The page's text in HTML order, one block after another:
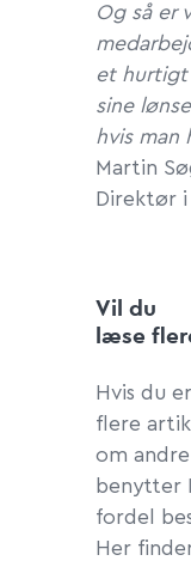
Og så er
et hurtigt
sine
hvis man
Martin
Direktør i
Vil du
læse
Hvis du
flere
om
benytter
fordel
Her